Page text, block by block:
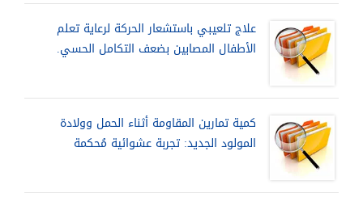
علاج تلعيبي باستشعار الحركة لرعاية تعلم
الأطفال المصابين بضعف التكامل الحسي.
كمية تمارين المقاومة أثناء الحمل وولادة
المولود الجديد: تجربة عشوائية مُحكمة